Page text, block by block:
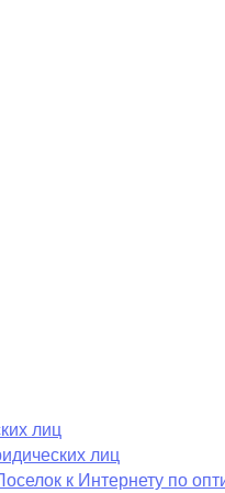
лиц
лиц
к Интернету по